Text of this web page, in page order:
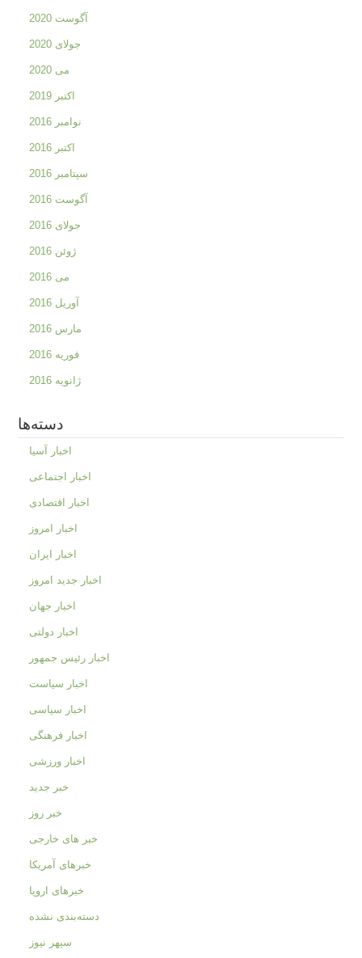
آگوست 2020
جولای 2020
می 2020
اکتبر 2019
نوامبر 2016
اکتبر 2016
سپتامبر 2016
آگوست 2016
جولای 2016
ژوئن 2016
می 2016
آوریل 2016
مارس 2016
فوریه 2016
ژانویه 2016
دسته‌ها
اخبار آسیا
اخبار اجتماعی
اخبار اقتصادی
اخبار امروز
اخبار ایران
اخبار جدید امروز
اخبار جهان
اخبار دولتی
اخبار رئیس جمهور
اخبار سیاست
اخبار سیاسی
اخبار فرهنگی
اخبار ورزشی
خبر جدید
خبر روز
خبر های خارجی
خبرهای آمریکا
خبرهای اروپا
دسته‌بندی نشده
سپهر نیوز